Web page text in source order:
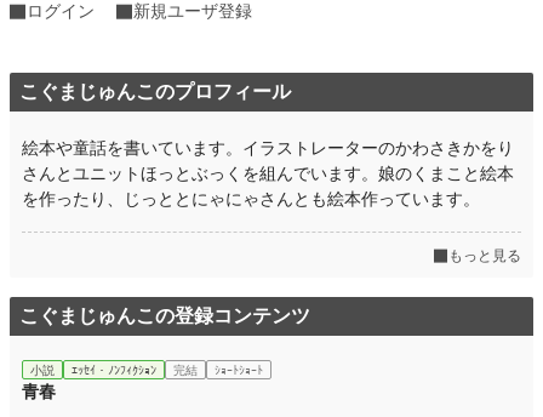
ログイン
新規ユーザ登録
こぐまじゅんこのプロフィール
絵本や童話を書いています。イラストレーターのかわさきかをり
さんとユニットほっとぶっくを組んでいます。娘のくまこと絵本
を作ったり、じっととにゃにゃさんとも絵本作っています。
もっと見る
こぐまじゅんこの登録コンテンツ
小説 ｴｯｾｲ・ﾉﾝﾌｨｸｼｮﾝ 完結 ｼｮｰﾄｼｮｰﾄ
青春